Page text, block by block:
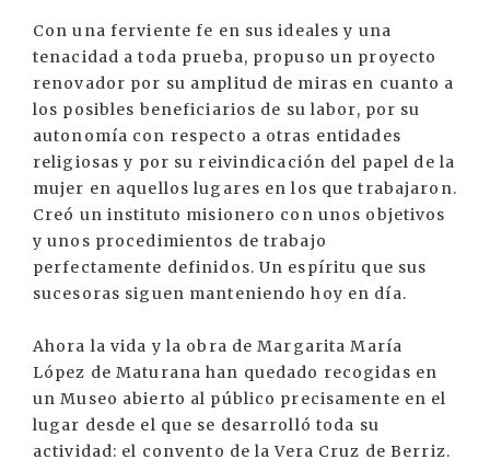
Con una ferviente fe en sus ideales y una
tenacidad a toda prueba, propuso un proyecto
renovador por su amplitud de miras en cuanto a
los posibles beneficiarios de su labor, por su
autonomía con respecto a otras entidades
religiosas y por su reivindicación del papel de la
mujer en aquellos lugares en los que trabajaron.
Creó un instituto misionero con unos objetivos
y unos procedimientos de trabajo
perfectamente definidos. Un espíritu que sus
sucesoras siguen manteniendo hoy en día.
Ahora la vida y la obra de Margarita María
López de Maturana han quedado recogidas en
un Museo abierto al público precisamente en el
lugar desde el que se desarrolló toda su
actividad: el convento de la Vera Cruz de Berriz.